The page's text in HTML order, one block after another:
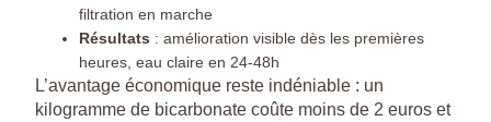
filtration en marche
Résultats : amélioration visible dès les premières
heures, eau claire en 24-48h
L’avantage économique reste indéniable : un
kilogramme de bicarbonate coûte moins de 2 euros et